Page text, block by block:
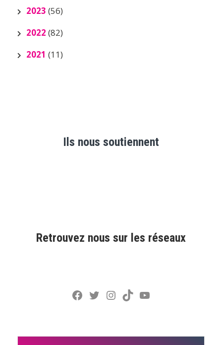
2023 (56)
2022 (82)
2021 (11)
Ils nous soutiennent
Retrouvez nous sur les réseaux
Facebook
Twitter
Instagram
TikTokYouTube